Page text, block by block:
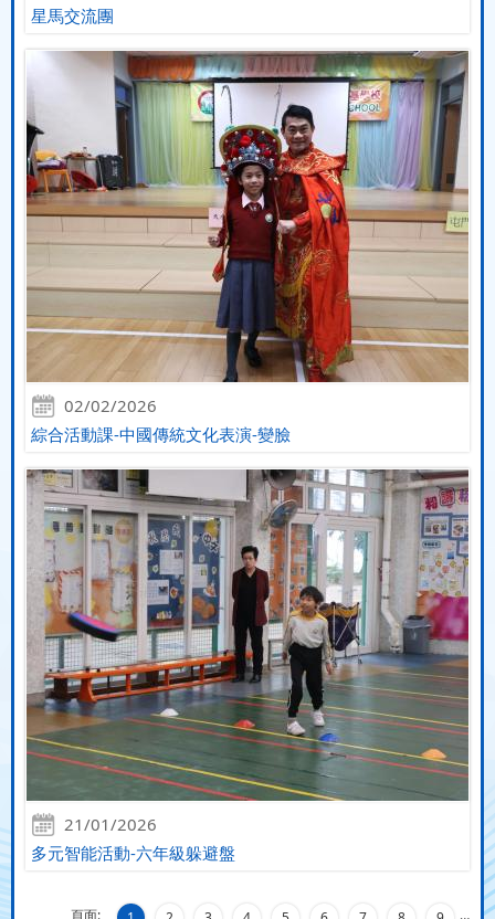
星馬交流團
02/02/2026
綜合活動課-中國傳統文化表演-變臉
21/01/2026
多元智能活動-六年級躲避盤
頁面: …